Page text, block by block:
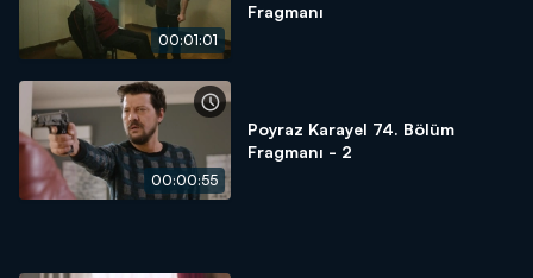
00:01:01
Fragmanı
00:00:55
Poyraz Karayel 74. Bölüm
Fragmanı - 2